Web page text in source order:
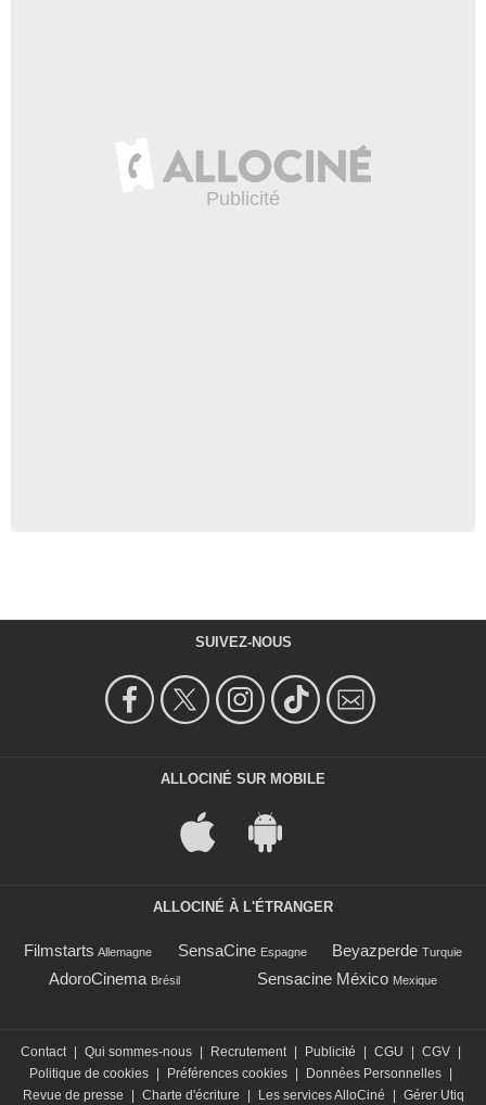
SUIVEZ-NOUS
ALLOCINÉ SUR MOBILE
ALLOCINÉ À L'ÉTRANGER
Filmstarts Allemagne SensaCine Espagne Beyazperde Turquie
AdoroCinema Brésil Sensacine México Mexique
Contact Qui sommes-nous Recrutement Publicité CGU CGV
Politique de cookies
Préférences cookies Données Personnelles
Revue de presse
Charte d'écriture Les services AlloCiné Gérer Utiq